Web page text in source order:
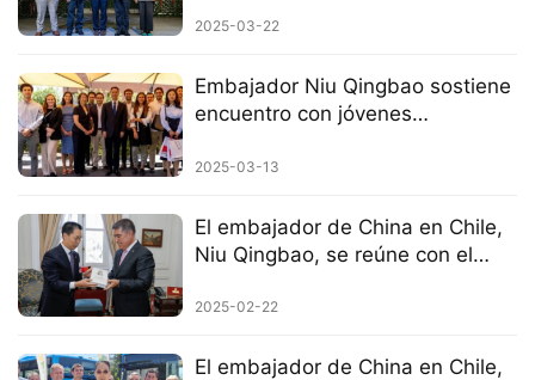
Primavera 2025 en la ciudad de
2025-03-22
Embajador Niu Qingbao sostiene
encuentro con jóvenes
2025-03-13
El embajador de China en Chile,
Niu Qingbao, se reúne con el
2025-02-22
El embajador de China en Chile,